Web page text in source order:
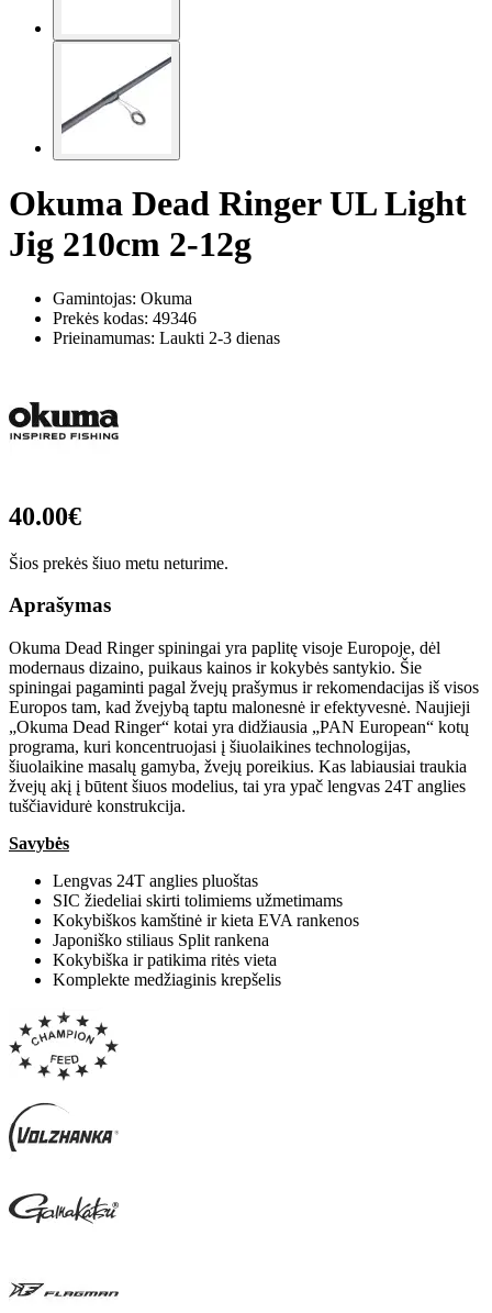
Okuma Dead Ringer UL Light
Jig 210cm 2-12g
Gamintojas: Okuma
Prekės kodas: 49346
Prieinamumas: Laukti 2-3 dienas
40.00€
Šios prekės šiuo metu neturime.
Aprašymas
Okuma Dead Ringer spiningai yra paplitę visoje Europoje, dėl
modernaus dizaino, puikaus kainos ir kokybės santykio. Šie
spiningai pagaminti pagal žvejų prašymus ir rekomendacijas iš visos
Europos tam, kad žvejybą taptu malonesnė ir efektyvesnė. Naujieji
„Okuma Dead Ringer“ kotai yra didžiausia „PAN European“ kotų
programa, kuri koncentruojasi į šiuolaikines technologijas,
šiuolaikine masalų gamyba, žvejų poreikius. Kas labiausiai traukia
žvejų akį į būtent šiuos modelius, tai yra ypač lengvas 24T anglies
tuščiavidurė konstrukcija.
Savybės
Lengvas 24T anglies pluoštas
SIC žiedeliai skirti tolimiems užmetimams
Kokybiškos kamštinė ir kieta EVA rankenos
Japoniško stiliaus Split rankena
Kokybiška ir patikima ritės vieta
Komplekte medžiaginis krepšelis